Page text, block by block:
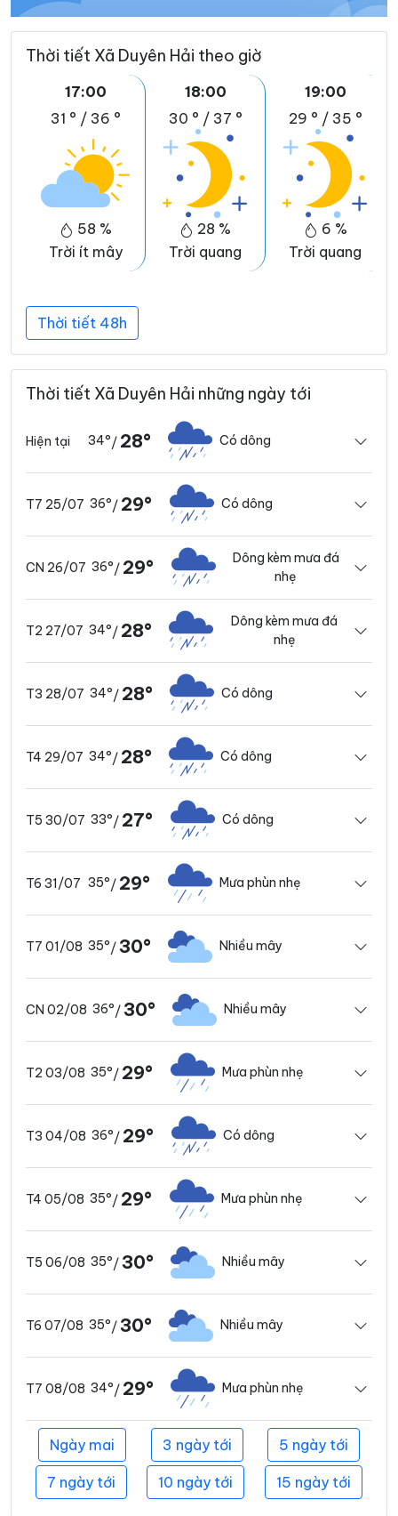
Thời tiết Xã Duyên Hải theo giờ
17:00
31 ° / 36 °
58 %
Trời ít mây
18:00
30 ° / 37 °
28 %
Trời quang
19:00
29 ° / 35 °
6 %
Trời quang
Thời tiết 48h
Thời tiết Xã Duyên Hải những ngày tới
Hiện tại 34°/ 28° Có dông
T7 25/07 36°/ 29° Có dông
CN 26/07 36°/ 29°
Dông kèm mưa đá
nhẹ
T2 27/07 34°/ 28°
Dông kèm mưa đá
nhẹ
T3 28/07 34°/ 28° Có dông
T4 29/07 34°/ 28° Có dông
T5 30/07 33°/ 27° Có dông
T6 31/07 35°/ 29° Mưa phùn nhẹ
T7 01/08 35°/30° Nhiều mây
CN 02/08 36°/30° Nhiều mây
T2 03/08 35°/ 29° Mưa phùn nhẹ
T3 04/08 36°/ 29° Có dông
T4 05/08 35°/ 29° Mưa phùn nhẹ
T5 06/08 35°/30° Nhiều mây
T6 07/08 35°/30° Nhiều mây
T7 08/08 34°/ 29° Mưa phùn nhẹ
Ngày mai 3 ngày tới 5 ngày tới
7 ngày tới 10 ngày tới 15 ngày tới